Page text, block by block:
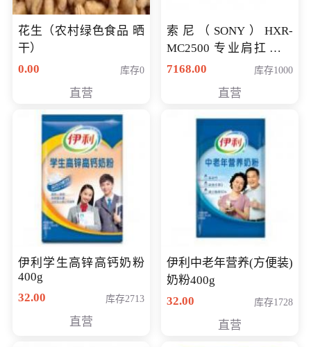
花生（农村绿色食品 晒
干）
0.00
库存0
直营
索尼（SONY）HXR-
MC2500 专业肩扛式存
储卡全高清摄录一体机
清入门级摄像机
7168.00 库存1000
直营
伊利学生高锌高钙奶粉
400g
32.00
库存2713
直营
伊利中老年营养(方便装)
奶粉400g
32.00
库存1728
直营